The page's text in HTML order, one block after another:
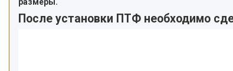
После установки ПТФ необходимо